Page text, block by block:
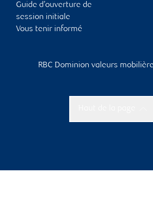
Guide d’ouverture de
session initiale
Vous tenir informé
RBC Dominion valeurs